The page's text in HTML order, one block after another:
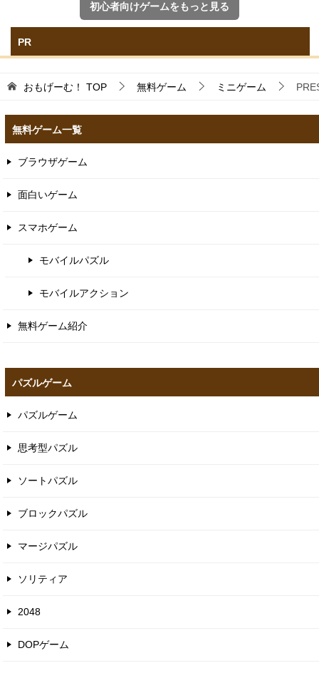
初心者向けゲームをもっと見る
PR
おもげーむ！ TOP 無料ゲーム ミニゲーム
無料ゲーム一覧
ブラウザゲーム
面白いゲーム
スマホゲーム
モバイルパズル
モバイルアクション
無料ゲーム紹介
パズルゲーム
パズルゲーム
思考型パズル
ソートパズル
ブロックパズル
マージパズル
ソリティア
2048
DOPゲーム